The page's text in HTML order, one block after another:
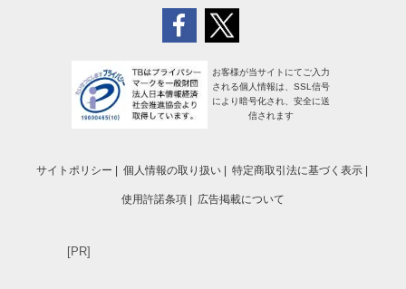
お客様が当サイトにてご入力
される個人情報は、SSL信号
により暗号化され、安全に送
信されます
サイトポリシー 個人情報の取り扱い 特定商取引法に基づく表示
使用許諾条項 広告掲載について
[PR]